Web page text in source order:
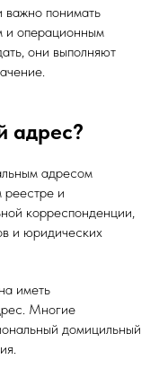
понимать
и операционным
они выполняют
адрес?
адресом
реестре и
корреспонденции,
и юридических
иметь
Многие
домицильный